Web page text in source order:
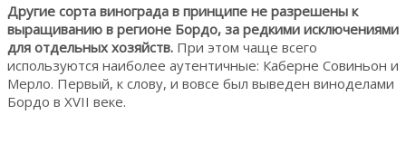
Другие сорта винограда в принципе не разрешены к
выращиванию в регионе Бордо, за редкими исключениями
для отдельных хозяйств. При этом чаще всего
используются наиболее аутентичные: Каберне Совиньон и
Мерло. Первый, к слову, и вовсе был выведен виноделами
Бордо в XVII веке.